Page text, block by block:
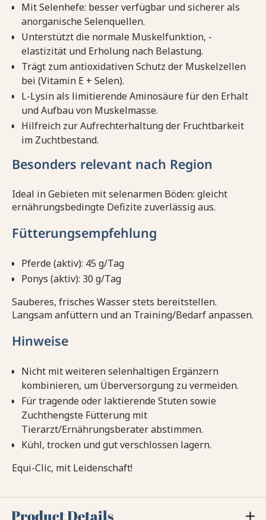
Mit Selenhefe: besser verfügbar und sicherer als
anorganische Selenquellen.
Unterstützt die normale Muskelfunktion, -
elastizität und Erholung nach Belastung.
Trägt zum antioxidativen Schutz der Muskelzellen
bei (Vitamin E + Selen).
L-Lysin als limitierende Aminosäure für den Erhalt
und Aufbau von Muskelmasse.
Hilfreich zur Aufrechterhaltung der Fruchtbarkeit
im Zuchtbestand.
Besonders relevant nach Region
Ideal in Gebieten mit selenarmen Böden: gleicht
ernährungsbedingte Defizite zuverlässig aus.
Fütterungsempfehlung
Pferde (aktiv): 45 g/Tag
Ponys (aktiv): 30 g/Tag
Sauberes, frisches Wasser stets bereitstellen.
Langsam anfüttern und an Training/Bedarf anpassen.
Hinweise
Nicht mit weiteren selenhaltigen Ergänzern
kombinieren, um Überversorgung zu vermeiden.
Für tragende oder laktierende Stuten sowie
Zuchthengste Fütterung mit
Tierarzt/Ernährungsberater abstimmen.
Kühl, trocken und gut verschlossen lagern.
Equi-Clic, mit Leidenschaft!
Product Details